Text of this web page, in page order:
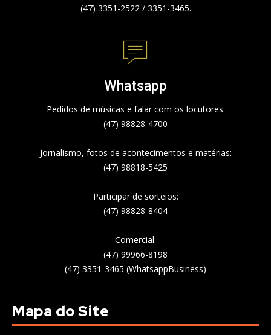
(47) 3351-2522 / 3351-3465.
Whatsapp
Pedidos de músicas e falar com os locutores:
(47) 98828-4700
Jornalismo, fotos de acontecimentos e matérias:
(47) 98818-5425
Participar de sorteios:
(47) 98828-8404
Comercial:
(47) 99966-8198
(47) 3351-3465 (WhatsappBusiness)
Mapa do Site